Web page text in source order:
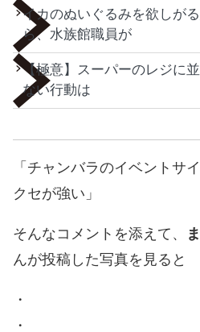
イカのぬいぐるみを欲しが
ら、水族館職員が
【極意】スーパーのレジに
ない行動は
「チャンバラのイベントサ
クセが強い」
そんなコメントを添えて、
んが投稿した写真を見ると
・
・